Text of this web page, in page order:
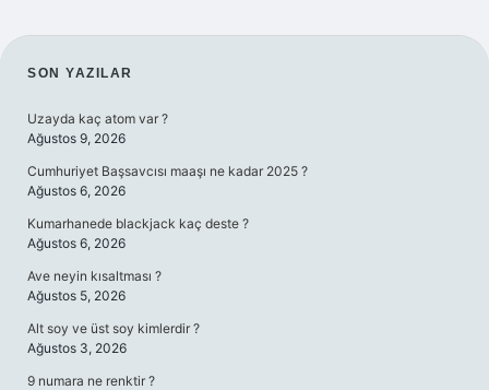
SIDEBAR
SON YAZILAR
Uzayda kaç atom var ?
Ağustos 9, 2026
Cumhuriyet Başsavcısı maaşı ne kadar 2025 ?
Ağustos 6, 2026
Kumarhanede blackjack kaç deste ?
Ağustos 6, 2026
Ave neyin kısaltması ?
Ağustos 5, 2026
Alt soy ve üst soy kimlerdir ?
Ağustos 3, 2026
9 numara ne renktir ?